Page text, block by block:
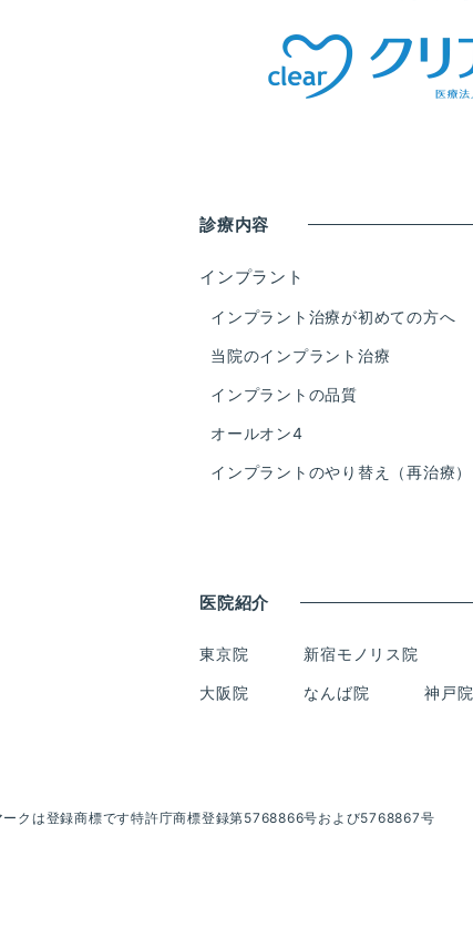
診療内容
インプラント
インプラント治療が初めての方へ
当院のインプラント治療
インプラントの品質
オールオン4
インプラントのやり替え（再治療）
医院紹介
東京院 新宿モノリス院
大阪院 なんば院 神戸院
クは登録商標です特許庁商標登録第5768866号および5768867号